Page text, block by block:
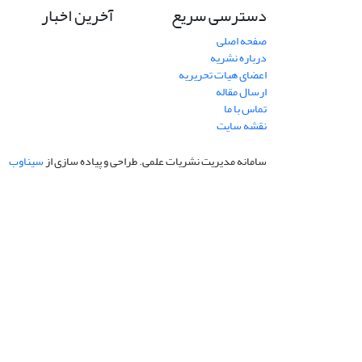
دسترسی سریع
صفحه اصلی
درباره نشریه
اعضای هیات تحریریه
ارسال مقاله
تماس با ما
نقشه سایت
آخرین اخبار
سامانه مدیریت نشریات علمی.طراحی و پیاده سازی ازسیناوب